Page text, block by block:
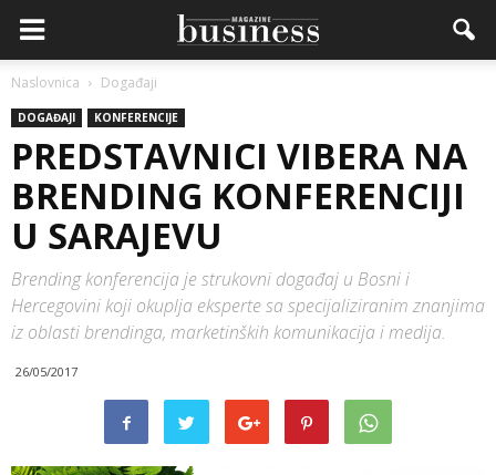
Naslovnica Događaji
DOGAĐAJI KONFERENCIJE
PREDSTAVNICI VIBERA NA
BRENDING KONFERENCIJI
U SARAJEVU
Brending konferencija je strukovni događaj u Bosni i
Hercegovini koji okuplja eksperte sa specijaliziranim znanjima
iz oblasti brendinga, marketinških komunikacija i medija.
26/05/2017